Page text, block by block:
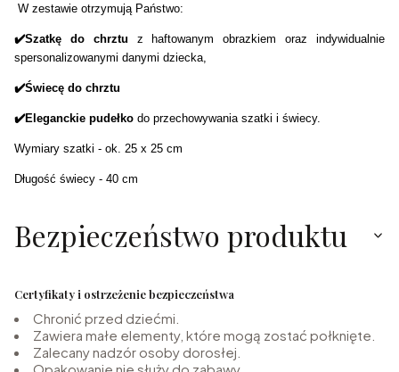
W zestawie otrzymują Państwo:
✔️Szatkę do chrztu z haftowanym obrazkiem oraz indywidualnie
spersonalizowanymi danymi dziecka,
✔️Świecę do chrztu
✔️Eleganckie pudełko do przechowywania szatki i świecy.
Wymiary szatki - ok. 25 x 25 cm
Długość świecy - 40 cm
Bezpieczeństwo produktu
Certyfikaty i ostrzeżenie bezpieczeństwa
Chronić przed dziećmi.
Zawiera małe elementy, które mogą zostać połknięte.
Zalecany nadzór osoby dorosłej.